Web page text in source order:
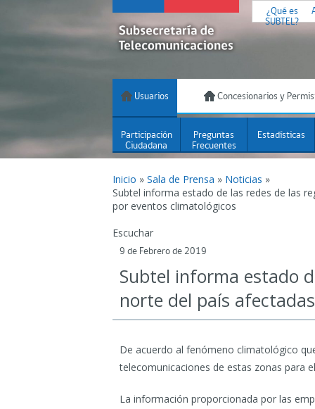
¿Qué es
SUBTEL?
Usuarios Concesionarios y
Participación
Ciudadana
Preguntas
Frecuentes
Estadísticas
Inicio » Sala de Prensa » Noticias »
Subtel informa estado de las redes de las
por eventos climatológicos
Escuchar
9 de Febrero de 2019
Subtel informa estado
norte del país
De acuerdo al fenómeno climatológico
telecomunicaciones de estas zonas para
La información proporcionada por las